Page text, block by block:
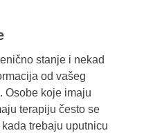
stanje i nekad
od vašeg
Osobe koje imaju
terapiju često se
trebaju uputnicu